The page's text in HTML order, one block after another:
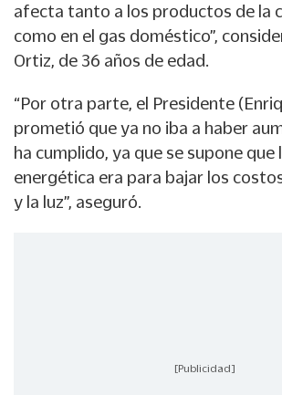
afecta tanto a los productos de la
como en el gas doméstico”,
Ortiz, de 36 años de edad.
“Por otra parte, el Presidente
prometió que ya no iba a haber
ha cumplido, ya que se supone
energética era para bajar los
y la luz”, aseguró.
[Publicidad]